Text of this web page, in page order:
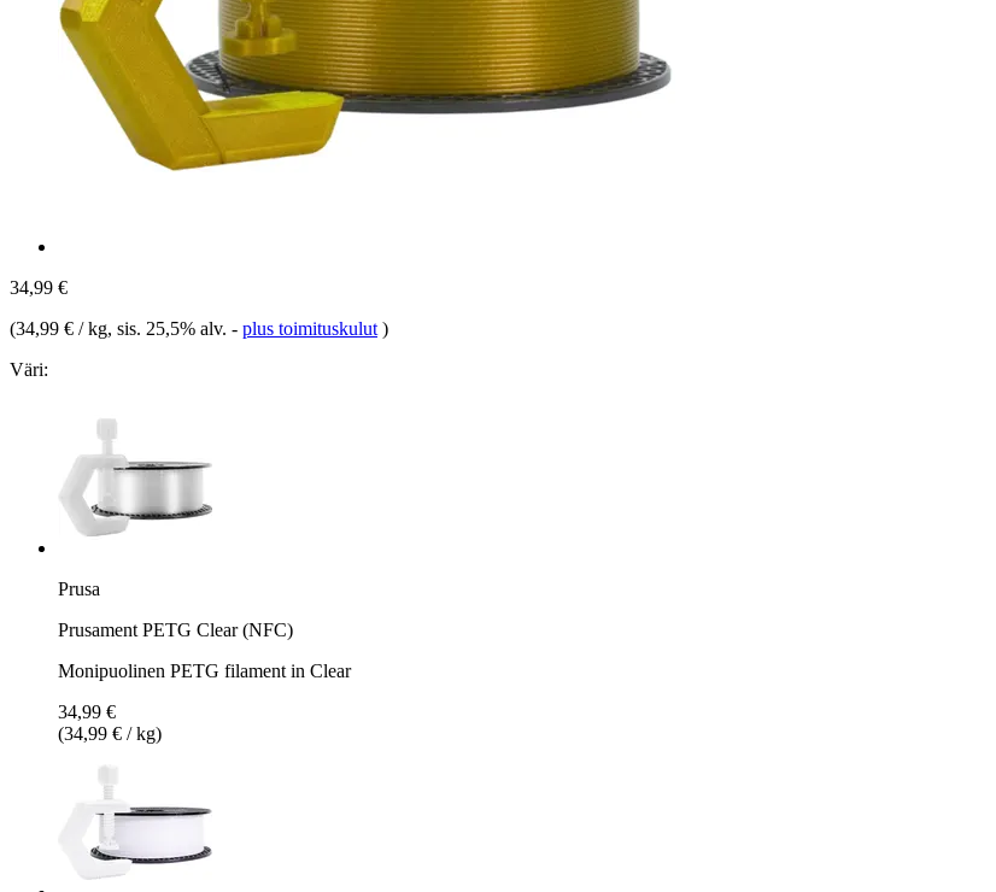
34,99 €
(34,99 € / kg, sis. 25,5% alv. - plus toimituskulut )
Väri:
Prusa
Prusament PETG Clear (NFC)
Monipuolinen PETG filament in Clear
34,99 €
(34,99 € / kg)